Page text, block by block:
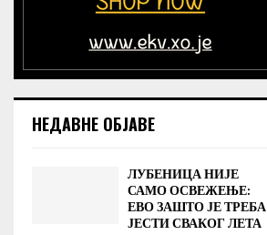
НЕДАВНЕ ОБЈАВЕ
ЛУБЕНИЦА НИЈЕ
САМО ОСВЕЖЕЊЕ:
ЕВО ЗАШТО ЈЕ ТРЕБА
ЈЕСТИ СВАКОГ ЛЕТА